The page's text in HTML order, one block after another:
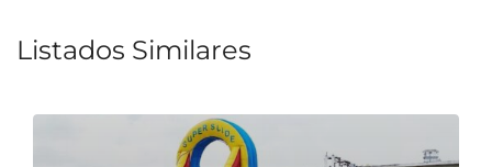
Listados Similares